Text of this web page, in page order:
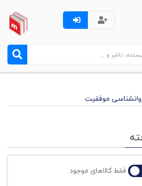
موفقیت
فقط کالاهای موجود